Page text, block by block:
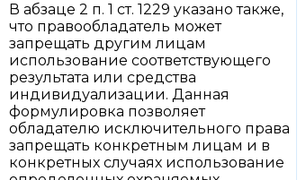
В абзаце 2 п. 1 ст. 1229 указано также,
что правообладатель может
запрещать другим лицам
использование соответствующего
результата или средства
индивидуализации. Данная
формулировка позволяет
обладателю исключительного права
запрещать конкретным лицам и в
конкретных случаях использование